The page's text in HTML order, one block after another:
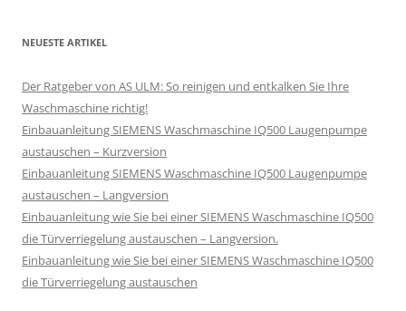
NEUESTE ARTIKEL
Der Ratgeber von AS ULM: So reinigen und entkalken Sie Ihre
Waschmaschine richtig!
Einbauanleitung SIEMENS Waschmaschine IQ500 Laugenpumpe
austauschen – Kurzversion
Einbauanleitung SIEMENS Waschmaschine IQ500 Laugenpumpe
austauschen – Langversion
Einbauanleitung wie Sie bei einer SIEMENS Waschmaschine IQ500
die Türverriegelung austauschen – Langversion.
Einbauanleitung wie Sie bei einer SIEMENS Waschmaschine IQ500
die Türverriegelung austauschen